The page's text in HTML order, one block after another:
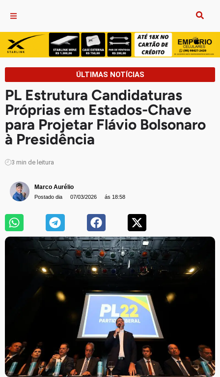
ÚLTIMAS NOTÍCIAS
PL Estrutura Candidaturas
Próprias em Estados-Chave
para Projetar Flávio Bolsonaro
à Presidência
3 min de leitura
Marco Aurélio
Postado dia 07/03/2026 ás 18:58